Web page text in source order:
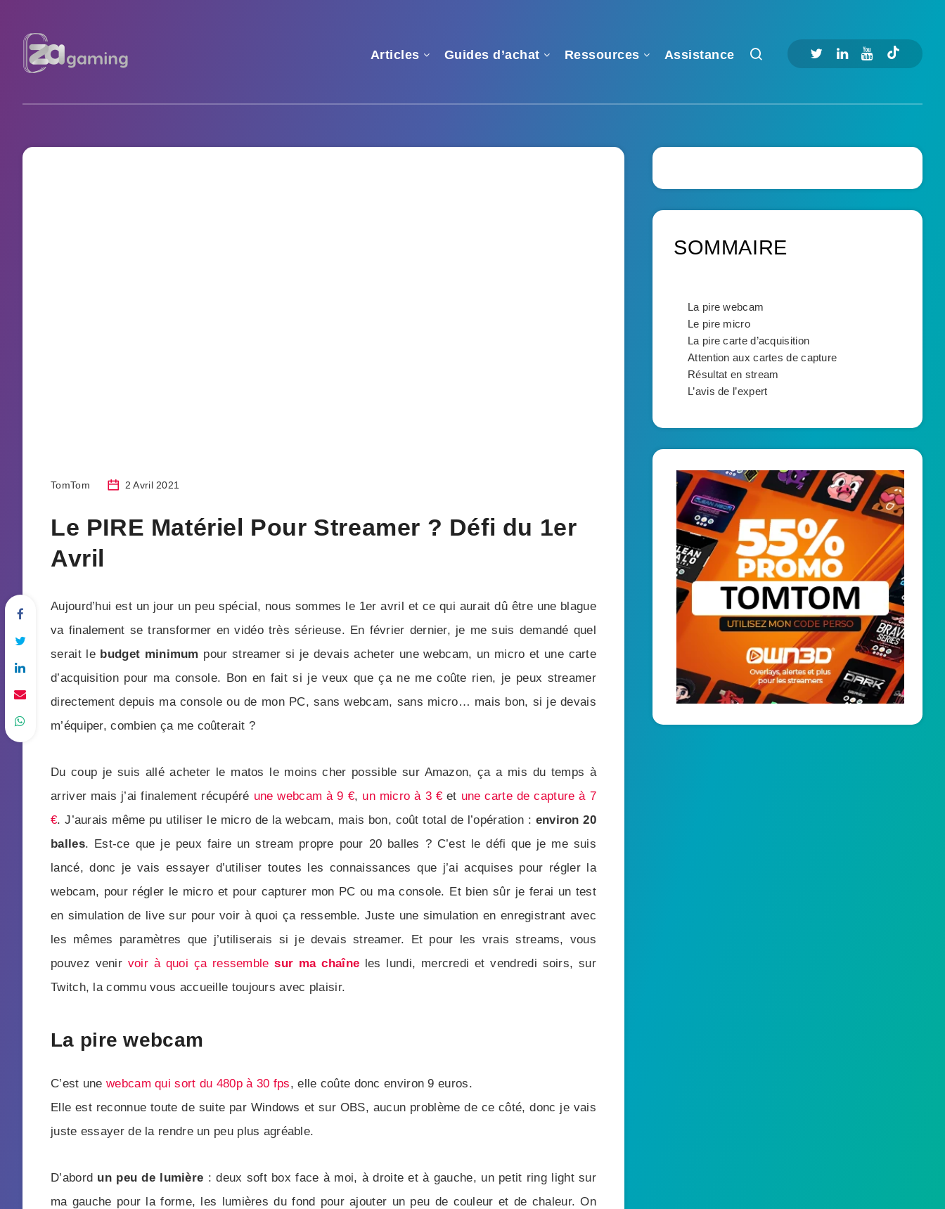
Articles Guides d’achat Ressources Assistance
TomTom 2 Avril 2021
Le PIRE Matériel Pour Streamer ? Défi du 1er
Avril
Aujourd’hui est un jour un peu spécial, nous sommes le 1er avril et ce qui aurait dû être une blague
va finalement se transformer en vidéo très sérieuse. En février dernier, je me suis demandé quel
serait le budget minimum pour streamer si je devais acheter une webcam, un micro et une carte
d’acquisition pour ma console. Bon en fait si je veux que ça ne me coûte rien, je peux streamer
directement depuis ma console ou de mon PC, sans webcam, sans micro… mais bon, si je devais
m’équiper, combien ça me coûterait ?
Du coup je suis allé acheter le matos le moins cher possible sur Amazon, ça a mis du temps à
arriver mais j’ai finalement récupéré une webcam à 9 €, un micro à 3 € et une carte de capture à 7
€. J’aurais même pu utiliser le micro de la webcam, mais bon, coût total de l’opération : environ 20
balles. Est-ce que je peux faire un stream propre pour 20 balles ? C’est le défi que je me suis
lancé, donc je vais essayer d’utiliser toutes les connaissances que j’ai acquises pour régler la
webcam, pour régler le micro et pour capturer mon PC ou ma console. Et bien sûr je ferai un test
en simulation de live sur pour voir à quoi ça ressemble. Juste une simulation en enregistrant avec
les mêmes paramètres que j’utiliserais si je devais streamer. Et pour les vrais streams, vous
pouvez venir voir à quoi ça ressemblesur ma chaîne les lundi, mercredi et vendredi soirs, sur
Twitch, la commu vous accueille toujours avec plaisir.
La pire webcam
C’est unewebcam qui sort du 480p à 30 fps, elle coûte donc environ 9 euros.
Elle est reconnue toute de suite par Windows et sur OBS, aucun problème de ce côté, donc je vais
juste essayer de la rendre un peu plus agréable.
D’abord un peu de lumière : deux soft box face à moi, à droite et à gauche, un petit ring light sur
ma gauche pour la forme, les lumières du fond pour ajouter un peu de couleur et de chaleur. On
SOMMAIRE
La pire webcam
Le pire micro
La pire carte d’acquisition
Attention aux cartes de capture
Résultat en stream
L’avis de l’expert